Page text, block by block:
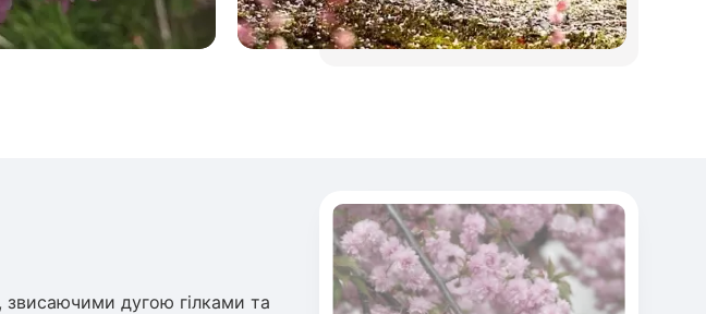
дугою гілками та